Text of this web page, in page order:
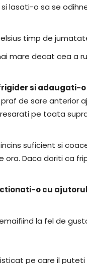
lasati-o sa se
timp de
mare decat cea a
si adaugati-
de sare anterior
pe toata
suficient si
Daca doriti ca
o cu
la fel de
pe care il